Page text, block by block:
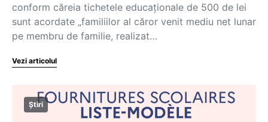
conform căreia tichetele educaționale de 500 de lei
sunt acordate „familiilor al căror venit mediu net lunar
pe membru de familie, realizat…
Vezi articolul
Știri